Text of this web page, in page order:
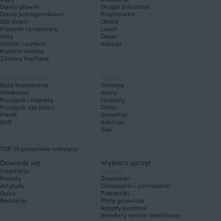
Dania główne
Dania jednogarnkowe
Dla dzieci
Kiszonki i przetwory
Sosy
Sałatki i surówki
Kuchnie świata
Zdrowy fastfood
Drugie śniadanie
Przystawka
Obiad
Lunch
Deser
Kolacja
Boże Narodzenie
Wielkanoc
Przyjęcia i imprezy
Przyjęcia dla dzieci
Piknik
Grill
Grzańce
Kawy
Herbaty
Drinki
Smoothie
Koktajle
Soki
TOP 10 przepisów miesiąca
Dowiedz się
Inspiracje
Porady
Artykuły
Quizy
Redakcja
Wybierz sprzęt
Zmywarki
Chłodziarki i zamrażarki
Piekarniki
Płyty grzewcze
Roboty kuchnne
Blendery ręczne i kielichowe